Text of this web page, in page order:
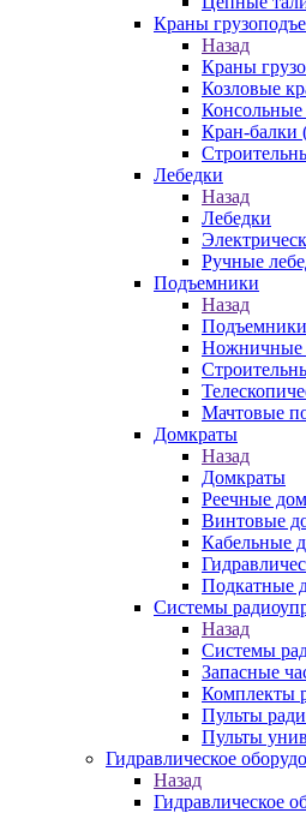
Краны
Назад
Краны
Козловые
Кран-балки
Лебедки
Назад
Лебедки
Ручные
Подъемники
Назад
Подъемники
Ножничные
Мачтовые
Домкраты
Назад
Домкраты
Реечные
Винтовые
Кабельные
Подкатные
Системы
Назад
Системы
Запасные
Комплекты
Пульты
Пульты
Гидравлическое
Назад
Гидравлическое